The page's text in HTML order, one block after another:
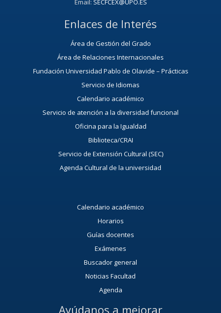
Email: SECFCEX@UPO.ES
Enlaces de Interés
Área de Gestión del Grado
Área de Relaciones Internacionales
Fundación Universidad Pablo de Olavide – Prácticas
Servicio de Idiomas
Calendario académico
Servicio de atención a la diversidad funcional
Oficina para la Igualdad
Biblioteca/CRAI
Servicio de Extensión Cultural (SEC)
Agenda Cultural de la universidad
Calendario académico
Horarios
Guías docentes
Exámenes
Buscador general
Noticias Facultad
Agenda
Ayúdanos a mejorar